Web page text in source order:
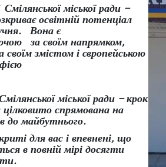
міської ради –
освітній потенціал
Вона є
за своїм напрямком,
своїм змістом і європейською
міської ради – крок
цілковито спрямована на
до майбутнього.
для вас і впевнені, що
в повній мірі досягти